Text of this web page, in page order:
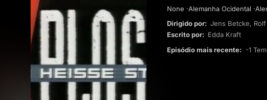
None ·Alemanha Ocidental ·
Dirigido por: Jens Betcke,
Escrito por: Edda Kraft
Episódio mais recente: -1